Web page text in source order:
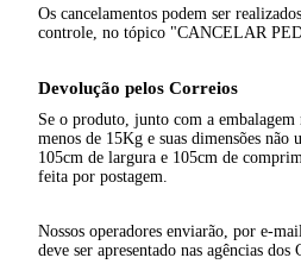
Os cancelamentos podem ser
controle, no tópico "CANCELAR
Devolução pelos Correios
Se o produto, junto com a
menos de 15Kg e suas dimensões não
105cm de largura e 105cm de
feita por postagem.
Nossos operadores enviarão, por e-
deve ser apresentado nas agências dos